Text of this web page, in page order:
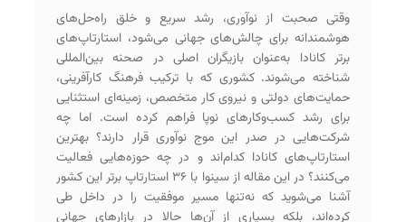
وقتی صحبت از نوآوری، رشد سریع و خلق راه‌حل‌های
هوشمندانه برای چالش‌های جهانی می‌شود، استارتاپ‌‌های
برتر کانادا به‌عنوان بازیگران اصلی در صحنه بین‌المللی
شناخته می‌شوند. کشوری که با ترکیب فرهنگ کارآفرینی،
حمایت‌های دولتی و نیروی کار متخصص، زمینه‌ای استثنایی
برای رشد کسب‌وکارهای نوپا فراهم کرده است. اما چه
شرکت‌هایی در صدر این موج نوآوری قرار دارند؟ بهترین
استارتاپ‌‌های کانادا کدام‌اند و در چه حوزه‌هایی فعالیت
می‌کنند؟ در این مقاله از سینوا با ۳۶ استارتاپ برتر این کشور
آشنا می‌شوید که نه‌تنها مسیر موفقیت را در داخل طی
کرده‌اند، بلکه بسیاری از آن‌ها حالا در بازارهای جهانی